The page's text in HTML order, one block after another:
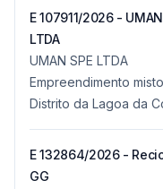
E 107911/2026 -
LTDA
UMAN SPE LTDA
Empreendimento
Distrito da Lagoa da
E 132864/2026 -
GG